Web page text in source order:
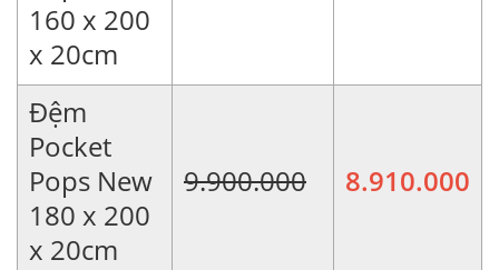
160 x 200
x 20cm
Đệm
Pocket
Pops New
180 x 200
x 20cm
9.900.000 8.910.000